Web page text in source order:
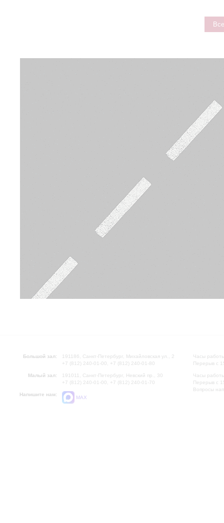
Большой зал:
191186, Санкт-Петербург, Михайловская ул., 2
+7 (812) 240-01-00, +7 (812) 240-01-80
Малый зал:
191011, Санкт-Петербург, Невский пр., 30
+7 (812) 240-01-00, +7 (812) 240-01-70
Напишите нам:
MAX
Часы
Перерыв с
Часы
Перерыв с
Вопросы